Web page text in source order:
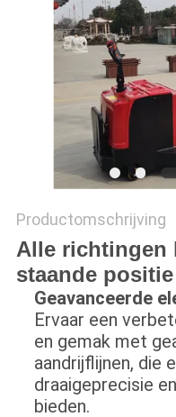
Productomschrijving
Alle richtingen
staande
Geavanceerde
Ervaar een
en gemak met
aandrijflijnen, die
draaigeprecisie
bieden.